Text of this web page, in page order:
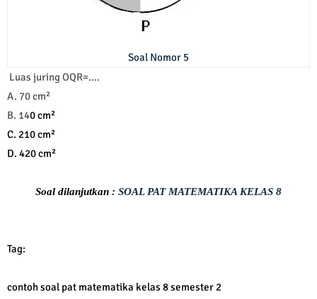
Soal Nomor 5
Luas juring OQR=....
A. 70 cm²
B. 140 cm²
C. 210 cm²
D. 420 cm²
Soal dilanjutkan : SOAL PAT MATEMATIKA KELAS 8
Tag:
contoh soal pat matematika kelas 8 semester 2